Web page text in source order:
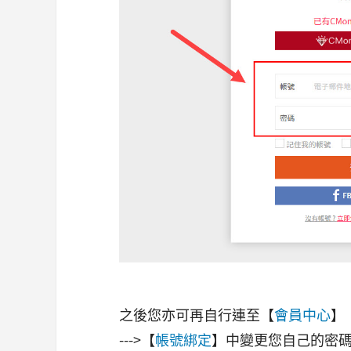
之後您亦可再自行連至【會員中心】
--->【帳號綁定】中變更您自己的密